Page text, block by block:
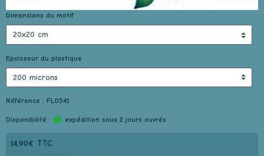
Dimensions du motif
Epaisseur du plastique
Référence : FL0541
Disponibilité : expédition sous 2 jours ouvrés
14,90€ TTC